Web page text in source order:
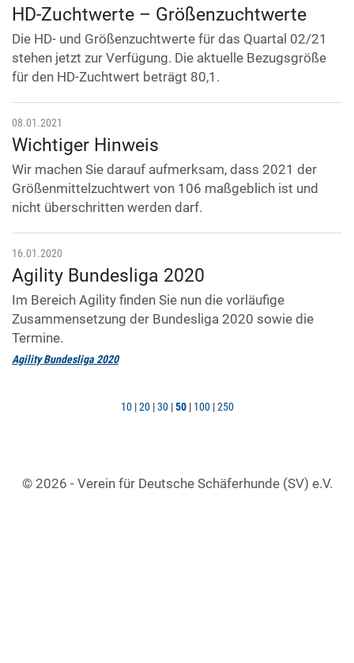
HD-Zuchtwerte – Größenzuchtwerte
Die HD- und Größenzuchtwerte für das Quartal 02/21
stehen jetzt zur Verfügung. Die aktuelle Bezugsgröße
für den HD-Zuchtwert beträgt 80,1.
08.01.2021
Wichtiger Hinweis
Wir machen Sie darauf aufmerksam, dass 2021 der
Größenmittelzuchtwert von 106 maßgeblich ist und
nicht überschritten werden darf.
16.01.2020
Agility Bundesliga 2020
Im Bereich Agility finden Sie nun die vorläufige
Zusammensetzung der Bundesliga 2020 sowie die
Termine.
Agility Bundesliga 2020
10 | 20 | 30 | 50 | 100 | 250
© 2026 - Verein für Deutsche Schäferhunde (SV) e.V.